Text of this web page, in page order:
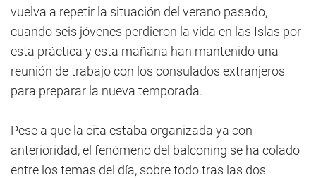
vuelva a repetir la situación del verano pasado,
cuando seis jóvenes perdieron la vida en las Islas por
esta práctica y esta mañana han mantenido una
reunión de trabajo con los consulados extranjeros
para preparar la nueva temporada.
Pese a que la cita estaba organizada ya con
anterioridad, el fenómeno del balconing se ha colado
entre los temas del día, sobre todo tras las dos